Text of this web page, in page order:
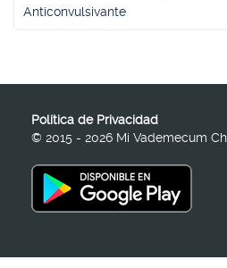
Anticonvulsivante
Política de Privacidad
© 2015 - 2026 Mi Vademecum